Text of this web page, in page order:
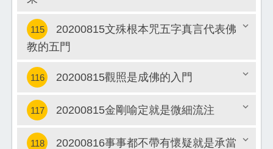
115
20200815文殊根本咒五字真言代表佛
教的五門
關閉
116 20200815觀照是成佛的入門
關閉
117 20200815金剛喻定就是微細流注
118 20200816事事都不帶有懷疑就是承當